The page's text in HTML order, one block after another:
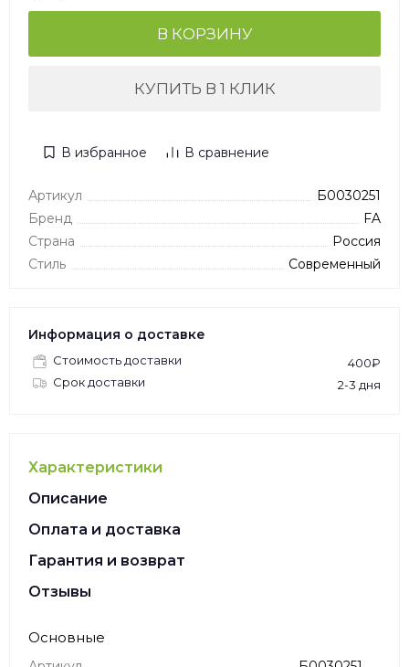
В КОРЗИНУ
КУПИТЬ В 1 КЛИК
В избранное В сравнение
Артикул
Б0030251
Бренд
FA
Страна
Россия
Стиль
Современный
Информация о доставке
Стоимость доставки
400₽
Срок доставки
2-3 дня
Характеристики
Описание
Оплата и доставка
Гарантия и возврат
Отзывы
Основные